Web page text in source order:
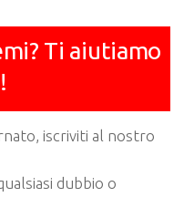
Ti aiutiamo
iscriviti al nostro
dubbio o